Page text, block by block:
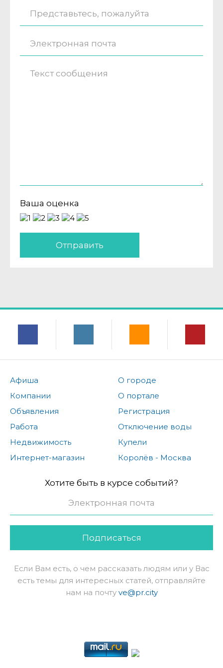
Ваша оценка
Отправить
Афиша
Компании
Объявления
Работа
Недвижимость
Интернет-магазин
О городе
О портале
Регистрация
Отключение воды
Купели
Королёв - Москва
Хотите быть в курсе событий?
Подписаться
Если Вам есть, о чем рассказать людям или у Вас
есть темы для интересных статей, отправляйте
нам на почту ve@pr.city